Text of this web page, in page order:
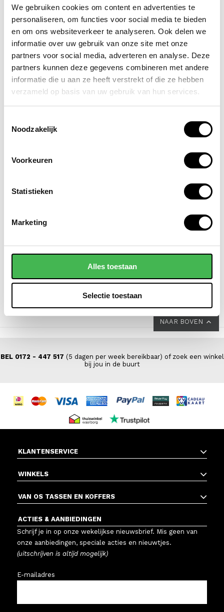
We gebruiken cookies om content en advertenties te
personaliseren, om functies voor social media te bieden
en om ons websiteverkeer te analyseren. Ook delen we
informatie over uw gebruik van onze site met onze
partners voor social media, adverteren en analyse. Deze
partners kunnen deze gegevens combineren met andere
informatie die u aan ze heeft verstrekt of die ze hebben
verzameld op basis van uw gebruik van hun services.
Noodzakelijk
Voorkeuren
Statistieken
Marketing
Alles toestaan
Selectie toestaan
reiskoffer 75 cm (large)
s'cure
VAN 249,00VOOR 159,00
handtas dames birina
49,95
POPULAIRE EN BEST VERKOCHT
laptoprugzak / rugtas /
office
VOOR 69,00
laptoprugzak / rugtas /
pak'r
NAAR BOVEN
BEL 0172 - 447 517 (5 dagen per week bereikbaar) of zoek een winkel
bij jou in de buurt
KLANTENSERVICE
WINKELS
VAN OS TASSEN EN KOFFERS
ACTIES & AANBIEDINGEN
Schrijf je in op onze wekelijkse nieuwsbrief. Mis geen van
onze aanbiedingen, speciale acties en nieuwtjes.
(uitschrijven is altijd mogelijk)
E-mailadres